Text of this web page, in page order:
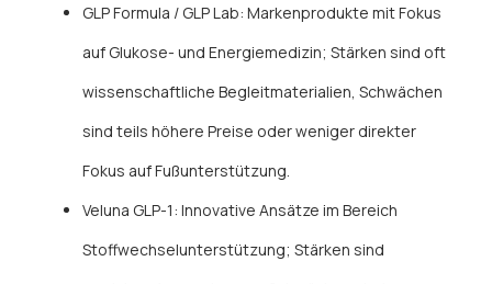
GLP Formula / GLP Lab: Markenprodukte mit Fokus
auf Glukose- und Energiemedizin; Stärken sind oft
wissenschaftliche Begleitmaterialien, Schwächen
sind teils höhere Preise oder weniger direkter
Fokus auf Fußunterstützung.
Veluna GLP-1: Innovative Ansätze im Bereich
Stoffwechselunterstützung; Stärken sind